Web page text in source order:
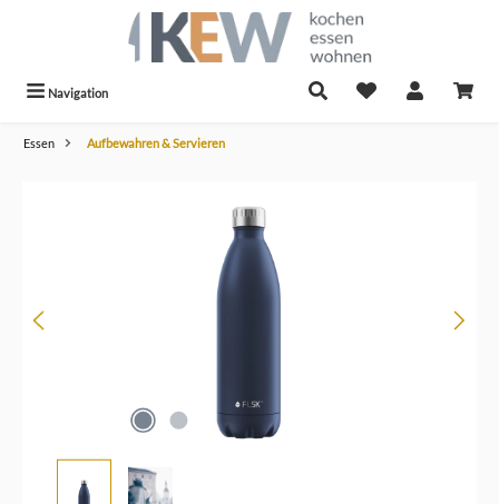
Navigation
Essen Aufbewahren & Servieren